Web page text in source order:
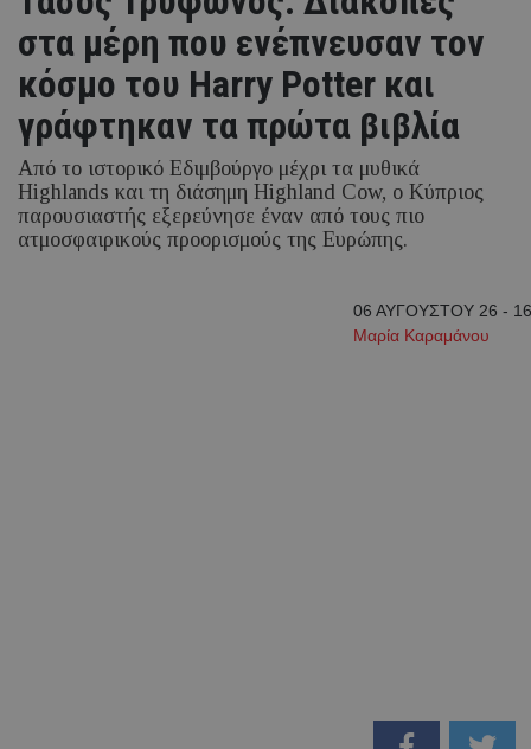
στα μέρη που ενέπνευσαν τον
κόσμο του Harry Potter και
γράφτηκαν τα πρώτα βιβλία
Από το ιστορικό Εδιμβούργο μέχρι τα μυθικά
Highlands και τη διάσημη Highland Cow, ο Κύπριος
παρουσιαστής εξερεύνησε έναν από τους πιο
ατμοσφαιρικούς προορισμούς της Ευρώπης.
06 ΑΥΓΟΥΣΤΟΥ 26 -
Μαρία Καραμάνου